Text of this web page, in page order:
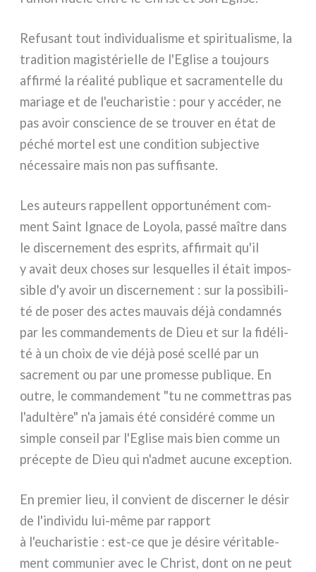
Refusant tout indi­vi­dua­li­sme et spi­ri­tua­li­sme, la
tra­di­tion magi­sté­riel­le de l'Eglise a tou­jours
affir­mé la réa­li­té publi­que et sacra­men­tel­le du
maria­ge et de l'eucharistie : pour y accé­der, ne
pas avoir con­scien­ce de se trou­ver en état de
péché mor­tel est une con­di­tion sub­jec­ti­ve
néces­sai­re mais non pas suf­fi­san­te.
Les auteurs rap­pel­lent oppor­tu­né­ment com­
ment Saint Ignace de Loyola, pas­sé maî­tre dans
le discer­ne­ment des espri­ts, affir­mait qu'il
y avait deux cho­ses sur lesquel­les il était impos­
si­ble d'y avoir un discer­ne­ment : sur la pos­si­bi­li­
té de poser des actes mau­vais déjà con­dam­nés
par les com­man­de­men­ts de Dieu et sur la fidé­li­
té à un choix de vie déjà posé scel­lé par un
sacre­ment ou par une pro­mes­se publi­que. En
outre, le com­man­de­ment "tu ne com­met­tras pas
l'adultère" n'a jamais été con­si­dé­ré com­me un
sim­ple con­seil par l'Eglise mais bien com­me un
pré­cep­te de Dieu qui n'admet aucu­ne excep­tion.
En pre­mier lieu, il con­vient de discer­ner le désir
de l'individu lui-même par rap­port
à l'eucharistie : est-ce que je dési­re véri­ta­ble­
ment com­mu­nier avec le Christ, dont on ne peut